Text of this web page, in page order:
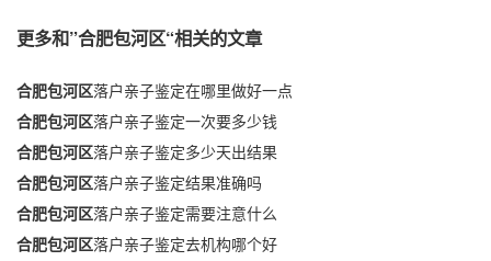
更多和”合肥包河区“相关的文章
合肥包河区落户亲子鉴定在哪里做好一点
合肥包河区落户亲子鉴定一次要多少钱
合肥包河区落户亲子鉴定多少天出结果
合肥包河区落户亲子鉴定结果准确吗
合肥包河区落户亲子鉴定需要注意什么
合肥包河区落户亲子鉴定去机构哪个好